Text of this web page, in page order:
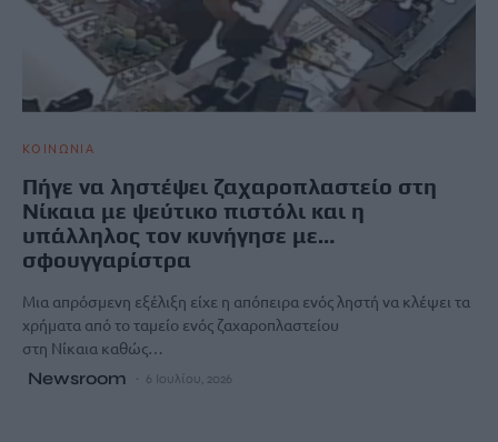
ΚΟΙΝΩΝΙΑ
Πήγε να ληστέψει ζαχαροπλαστείο στη
Νίκαια με ψεύτικο πιστόλι και η
υπάλληλος τον κυνήγησε με…
σφουγγαρίστρα
Μια απρόσμενη εξέλιξη είχε η απόπειρα ενός ληστή να κλέψει τα
χρήματα από το ταμείο ενός ζαχαροπλαστείου
στη Νίκαια καθώς…
Newsroom 6 Ιουλίου, 2026